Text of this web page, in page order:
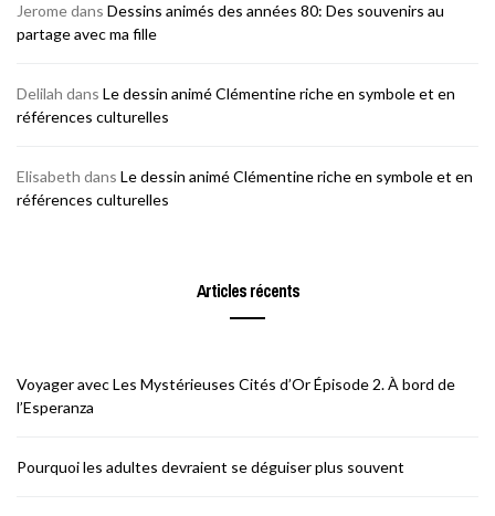
Jeromedans Dessins animés des années 80: Des souvenirs au
partage avec ma fille
Delilah dans Le dessin animé Clémentine riche en symbole et en
références culturelles
Elisabeth dans Le dessin animé Clémentine riche en symbole et en
références culturelles
Articles récents
Voyager avec Les Mystérieuses Cités d’Or Épisode 2. À bord de
l’Esperanza
Pourquoi les adultes devraient se déguiser plus souvent